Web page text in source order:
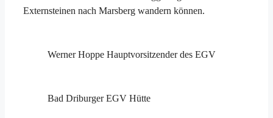
Externsteinen nach Marsberg wandern können.
Werner Hoppe Hauptvorsitzender des EGV
Bad Driburger EGV Hütte